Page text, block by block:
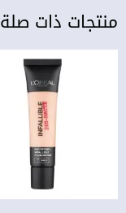
منتجات ذات صلة